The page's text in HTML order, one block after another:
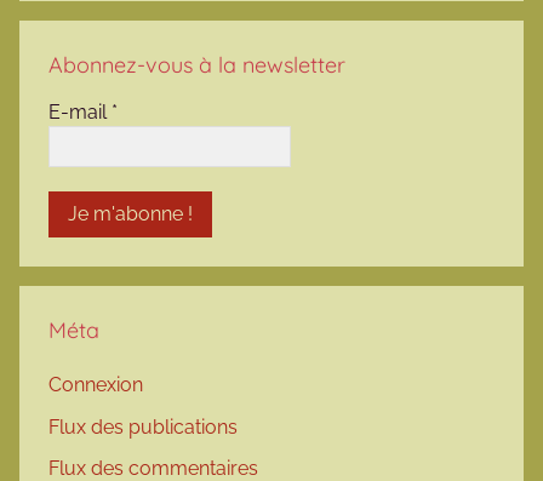
Abonnez-vous à la newsletter
E-mail *
Méta
Connexion
Flux des publications
Flux des commentaires